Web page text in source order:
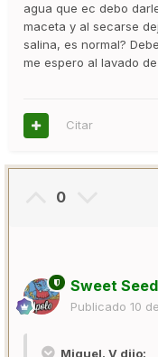
agua que ec debo
maceta y al secarse
salina, es normal?
me espero al lavado
Citar
0
Sweet
Publicado 10
Miguel. V dijo: